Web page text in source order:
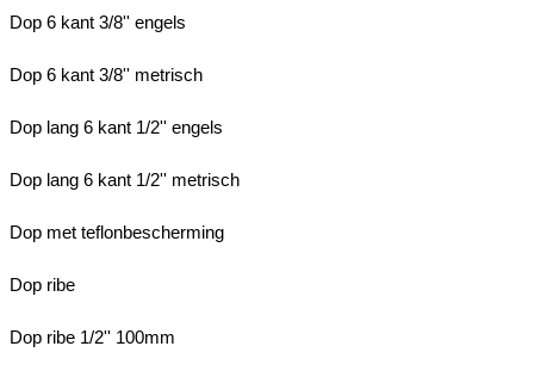
Dop 6 kant 3/8'' engels
Dop 6 kant 3/8'' metrisch
Dop lang 6 kant 1/2'' engels
Dop lang 6 kant 1/2'' metrisch
Dop met teflonbescherming
Dop ribe
Dop ribe 1/2'' 100mm